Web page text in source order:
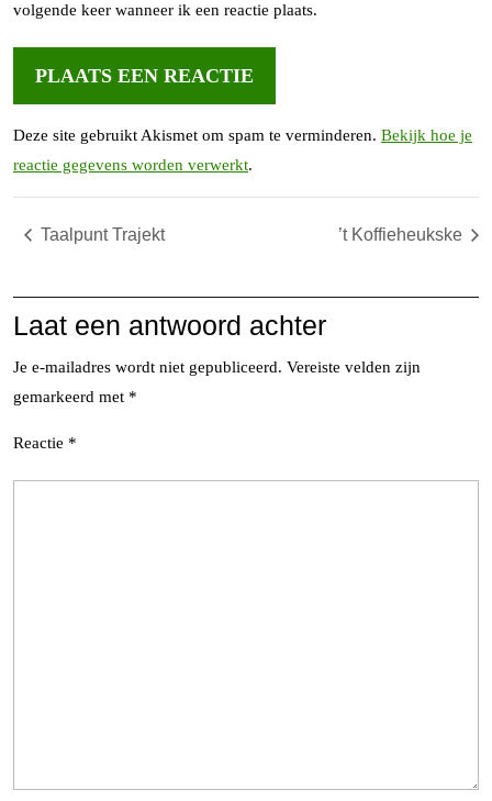
volgende keer wanneer ik een reactie plaats.
Deze site gebruikt Akismet om spam te verminderen. Bekijk hoe je
reactie gegevens worden verwerkt.
Taalpunt Trajekt ’t Koffieheukske
Laat een antwoord achter
Je e-mailadres wordt niet gepubliceerd. Vereiste velden zijn
gemarkeerd met *
Reactie *